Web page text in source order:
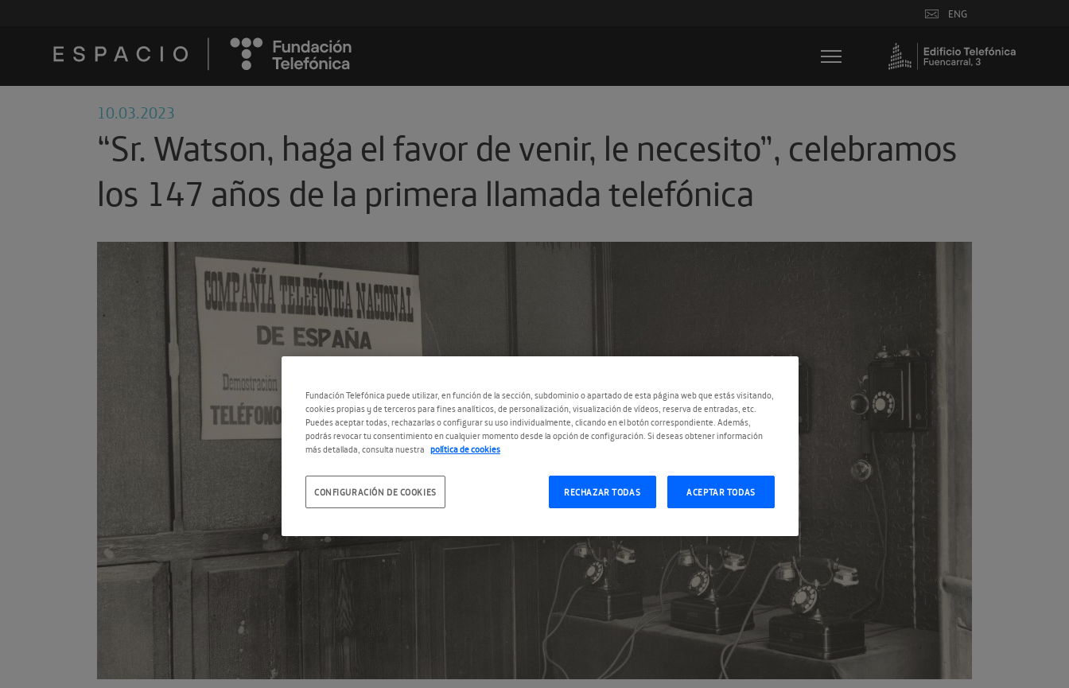
ENG
10.03.2023
“Sr. Watson, haga el favor de venir, le necesito”, celebramos
los 147 años de la primera llamada telefónica
Fundación Telefónica puede utilizar, en función de la sección, subdominio o apartado de esta página web que estás visitando,
cookies propias y de terceros para fines analíticos, de personalización, visualización de vídeos, reserva de entradas, etc.
Puedes aceptar todas, rechazarlas o configurar su uso individualmente, clicando en el botón correspondiente. Además,
podrás revocar tu consentimiento en cualquier momento desde la opción de configuración. Si deseas obtener información
más detallada, consulta nuestra política de cookies
RECHAZAR TODAS ACEPTAR TODAS
CONFIGURACIÓN DE COOKIES